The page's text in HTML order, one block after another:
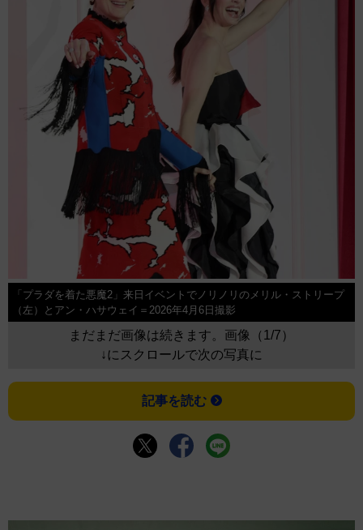
「プラダを着た悪魔2」来日イベントでノリノリのメリル・ストリープ
（左）とアン・ハサウェイ＝2026年4月6日撮影
まだまだ画像は続きます。画像（1/7）
↓にスクロールで次の写真に
記事を読む